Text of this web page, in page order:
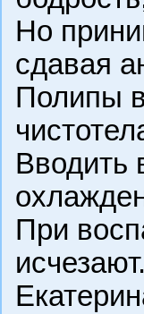
Но
сдавая
Полипы
Вводить
При
исчезают.